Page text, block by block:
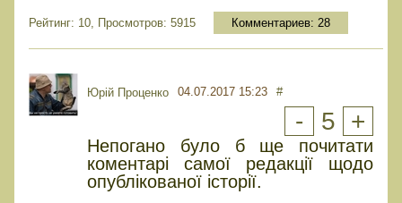
Рейтинг: 10, Просмотров: 5915 Комментариев: 28
Юрiй Проценко 04.07.2017 15:23 #
- 5 +
Непогано було б ще почитати
коментарі самої редакції щодо
опублікованої історії.